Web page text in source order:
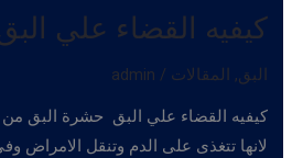
كيفيه القضاء علي
البق, المقالات /
admin
كيفيه القضاء علي البق حشرة البق
لانها تتغذى على الدم وتنقل الامراض